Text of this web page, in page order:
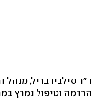
ד"ר סילביו בריל,
הרדמה וטיפול נמרץ